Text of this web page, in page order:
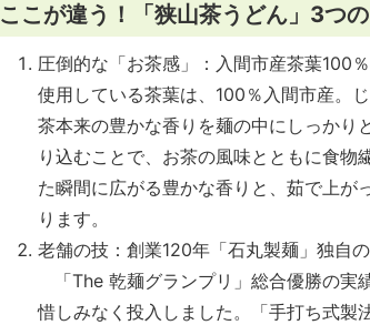
ここが違う！「狭山茶うどん」3つ
圧倒的な「お茶感」：入間市産茶葉100
使用している茶葉は、100％入間市産。
茶本来の豊かな香りを麺の中にしっかり
り込むことで、お茶の風味とともに食
た瞬間に広がる豊かな香りと、茹で上が
ります。
老舗の技：創業120
「The 乾麺グランプリ」総合優勝の実
惜しみなく投入しました。「手打ち式製